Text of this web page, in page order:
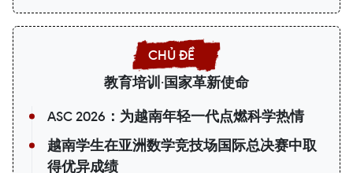
教育培训·国家革新使命
ASC 2026：为越南年轻一代点燃科学热情
越南学生在亚洲数学竞技场国际总决赛中取
得优异成绩